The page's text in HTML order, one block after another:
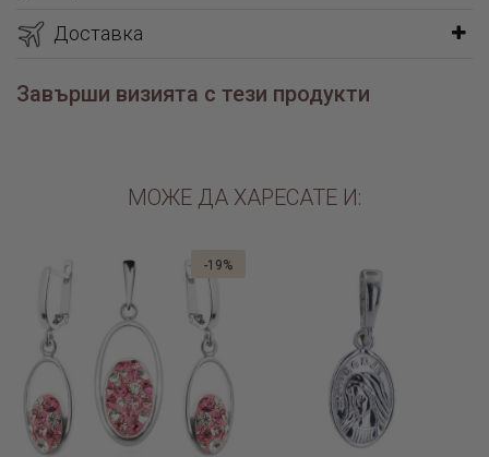
Доставка
Завърши визията с тези продукти
МОЖЕ ДА ХАРЕСАТЕ И:
-19%